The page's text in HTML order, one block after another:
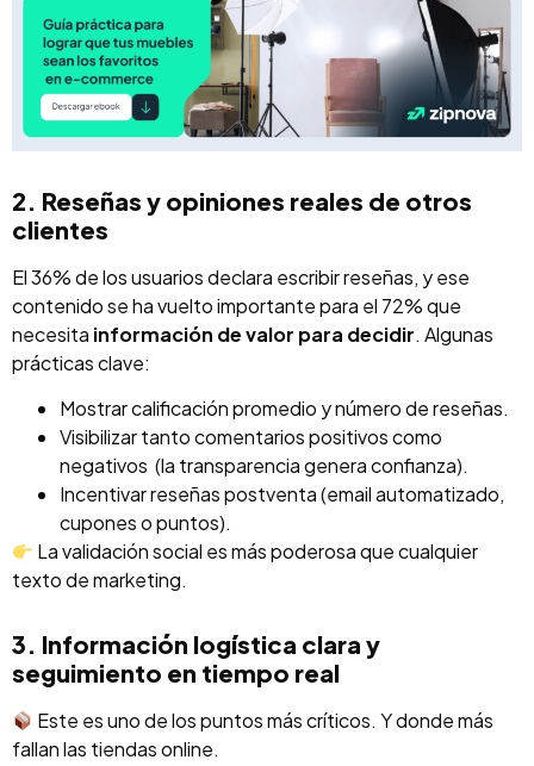
2. Reseñas y opiniones reales de otros
clientes
El 36% de los usuarios declara escribir reseñas, y ese
contenido se ha vuelto importante para el 72% que
necesita información de valor para decidir. Algunas
prácticas clave:
Mostrar calificación promedio y número de reseñas.
Visibilizar tanto comentarios positivos como
negativos (la transparencia genera confianza).
Incentivar reseñas postventa (email automatizado,
cupones o puntos).
La validación social es más poderosa que cualquier
texto de marketing.
3. Información logística clara y
seguimiento en tiempo real
Este es uno de los puntos más críticos. Y donde más
fallan las tiendas online.